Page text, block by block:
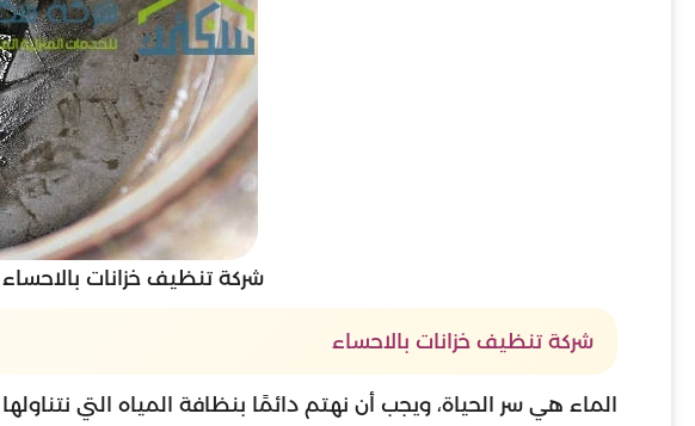
شركة تنظيف خزانات بالاحساء
شركة تنظيف خزانات بالاحساء
الماء هي سر الحياة، ويجب أن نهتم دائمًا بنظافة المياه التي